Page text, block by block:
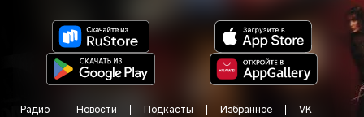
Радио Новости Подкасты Избранное
VK